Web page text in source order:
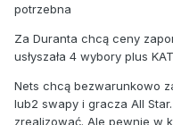
potrzebna
Za Duranta chcą ceny
usłyszała 4 wybory plus
Nets chcą bezwarunkowo
lub2 swapy i gracza All
zrealizować. Ale pewnie w